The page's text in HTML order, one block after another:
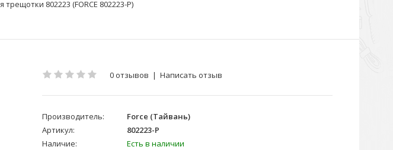
802223 (FORCE 802223-P)
0 отзывов | Написать отзыв
Производитель:
Force (Тайвань)
Артикул:
802223-P
Наличие:
Есть в наличии